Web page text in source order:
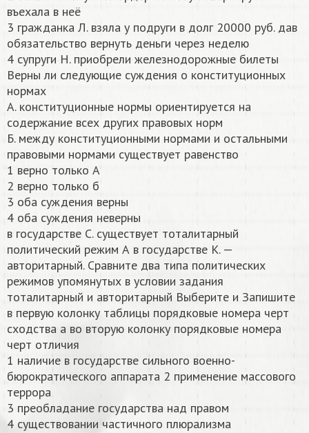
въехала в неё
3 гражданка Л. взяла у подруги в долг 20000 руб. дав
обязательство вернуть деньги через неделю
4 супруги Н. приобрели железнодорожные билеты
Верны ли следующие суждения о конституционных
нормах
А. конституционные нормы ориентируется на
содержание всех других правовых норм
Б. между конституционными нормами и остальными
правовыми нормами существует равенство
1 верно только А
2 верно только б
3 оба суждения верны
4 оба суждения неверны
в государстве С. существует тоталитарный
политический режим А в государстве К. —
авторитарный. Сравните два типа политических
режимов упомянутых в условии задания
тоталитарный и авторитарный Выберите и Запишите
в первую колонку таблицы порядковые номера черт
сходства а во вторую колонку порядковые номера
черт отличия
1 наличие в государстве сильного военно-
бюрократического аппарата 2 применение массового
террора
3 преобладание государства над правом
4 существовании частичного плюрализма